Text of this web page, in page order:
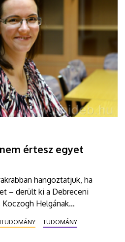
értesz egyet
hangoztatjuk, ha
– derült ki a Debreceni
Helgának
TUDOMÁNY